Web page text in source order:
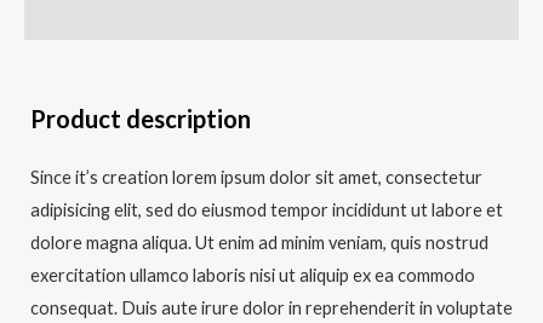
Product description
Since it’s creation lorem ipsum dolor sit amet, consectetur
adipisicing elit, sed do eiusmod tempor incididunt ut labore et
dolore magna aliqua. Ut enim ad minim veniam, quis nostrud
exercitation ullamco laboris nisi ut aliquip ex ea commodo
consequat. Duis aute irure dolor in reprehenderit in voluptate